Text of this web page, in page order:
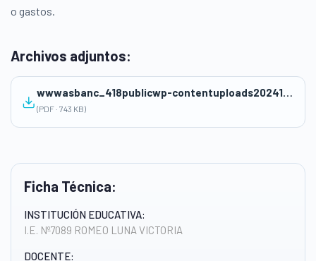
Ficha Técnica:
INSTITUCIÓN EDUCATIVA:
I.E. Nº7089 ROMEO LUNA VICTORIA
DOCENTE:
o gastos.
Archivos adjuntos:
wwwasbanc_418publicwp-contentuploads2024112oCC.SS_.-SESION-2-AndreaReyes.pdf
(PDF · 743 KB)